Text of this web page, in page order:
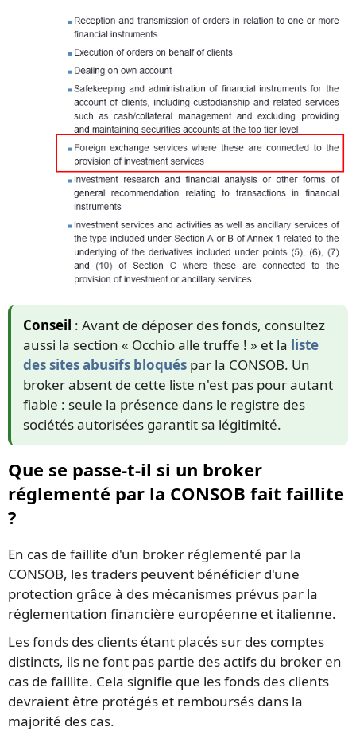
Conseil : Avant de déposer des fonds, consultez
aussi la section « Occhio alle truffe ! » et la liste
des sites abusifs bloqués par la CONSOB. Un
broker absent de cette liste n'est pas pour autant
fiable : seule la présence dans le registre des
sociétés autorisées garantit sa légitimité.
Que se passe-t-il si un broker
réglementé par la CONSOB fait faillite
?
En cas de faillite d'un broker réglementé par la
CONSOB, les traders peuvent bénéficier d'une
protection grâce à des mécanismes prévus par la
réglementation financière européenne et italienne.
Les fonds des clients étant placés sur des comptes
distincts, ils ne font pas partie des actifs du broker en
cas de faillite. Cela signifie que les fonds des clients
devraient être protégés et remboursés dans la
majorité des cas.